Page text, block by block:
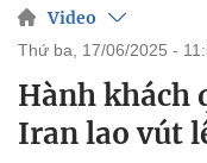
Video
thứ ba, 17/06/2025 -
Hành khách
Iran lao vút